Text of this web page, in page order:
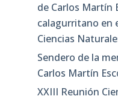
de Carlos Martín
calagurritano en
Ciencias
Sendero de la
Carlos Martín
XXIII Reunión